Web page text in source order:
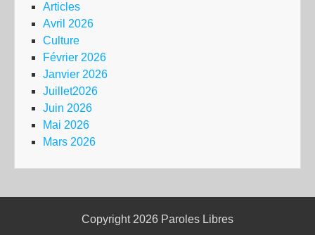
Articles
Avril 2026
Culture
Février 2026
Janvier 2026
Juillet2026
Juin 2026
Mai 2026
Mars 2026
Copyright 2026 Paroles Libres